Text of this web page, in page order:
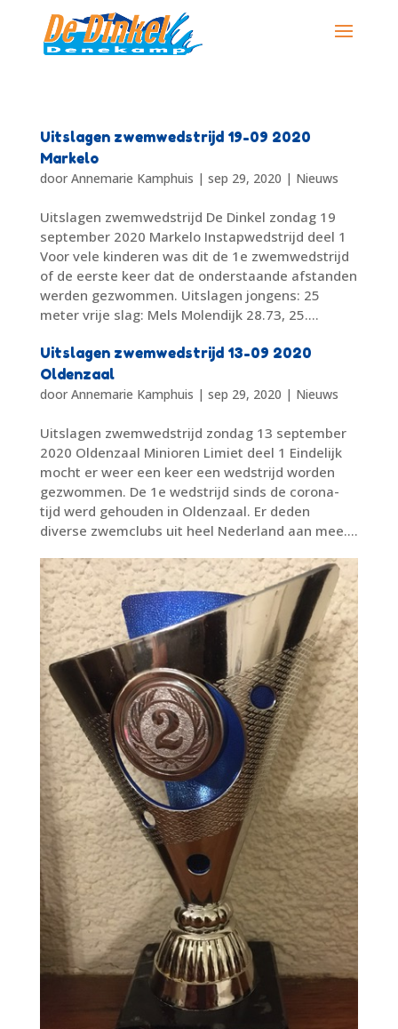
Uitslagen zwemwedstrijd 19-09 2020
Markelo
door Annemarie Kamphuis | sep 29, 2020 | Nieuws
Uitslagen zwemwedstrijd De Dinkel zondag 19
september 2020 Markelo Instapwedstrijd deel 1
Voor vele kinderen was dit de 1e zwemwedstrijd
of de eerste keer dat de onderstaande afstanden
werden gezwommen. Uitslagen jongens: 25
meter vrije slag: Mels Molendijk 28.73, 25....
Uitslagen zwemwedstrijd 13-09 2020
Oldenzaal
door Annemarie Kamphuis | sep 29, 2020 | Nieuws
Uitslagen zwemwedstrijd zondag 13 september
2020 Oldenzaal Minioren Limiet deel 1 Eindelijk
mocht er weer een keer een wedstrijd worden
gezwommen. De 1e wedstrijd sinds de corona-
tijd werd gehouden in Oldenzaal. Er deden
diverse zwemclubs uit heel Nederland aan mee....